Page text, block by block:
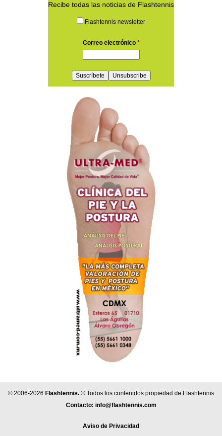
Recibe todas las noticias de Flashtennis
Flashtennis newsletter
Correo electrónico *
© 2006-2026 Flashtennis. © Todos los contenidos propiedad de Flashtennis
Contacto: info@flashtennis.com
Aviso de Privacidad